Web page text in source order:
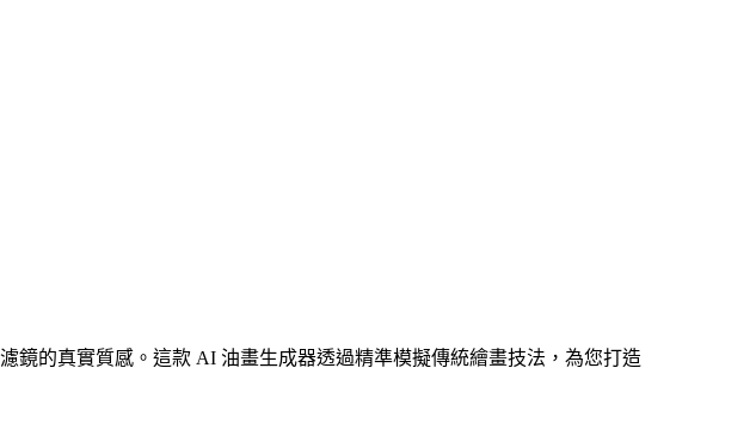
鏡的真實質感。這款 AI 油畫生成器透過精準模擬傳統繪畫技法，為您打造